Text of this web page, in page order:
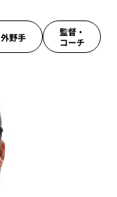
外野手
監督・
コーチ